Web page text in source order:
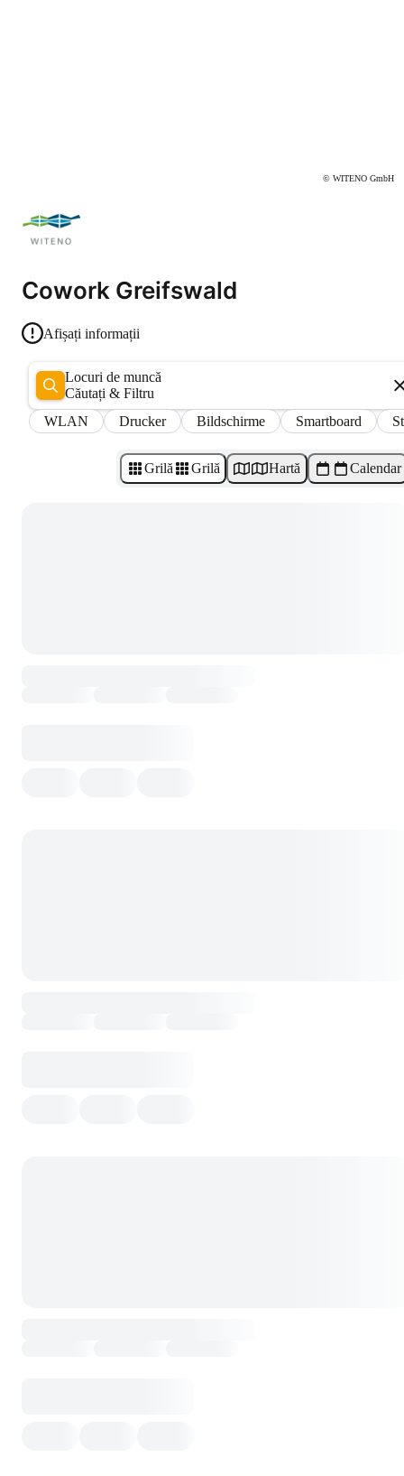
© WITENO GmbH
Cowork Greifswald
Afișați informații
Locuri de muncă
Căutați & Filtru
WLAN
Drucker Bildschirme Smartboard
Grilă Grilă Hartă Calendar